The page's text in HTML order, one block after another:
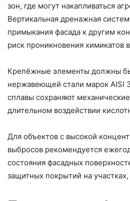
зон, где могут накапливаться
Вертикальная дренажная
примыкания фасада к другим
риск проникновения химикатов
Крепёжные элементы должны
нержавеющей стали марок AISI
сплавы сохраняют
длительном воздействии
Для объектов с высокой
выбросов рекомендуется
состояния фасадных
защитных покрытий на